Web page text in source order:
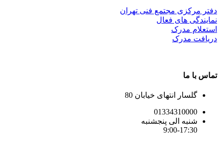
دفتر مرکزی مجتمع فنی تهران
نمایندگی های فعال
استعلام مدرک
دریافت مدرک
تماس با ما
گلسار انتهای خیابان 80
01334310000
شنبه الی پنجشنبه
9:00-17:30